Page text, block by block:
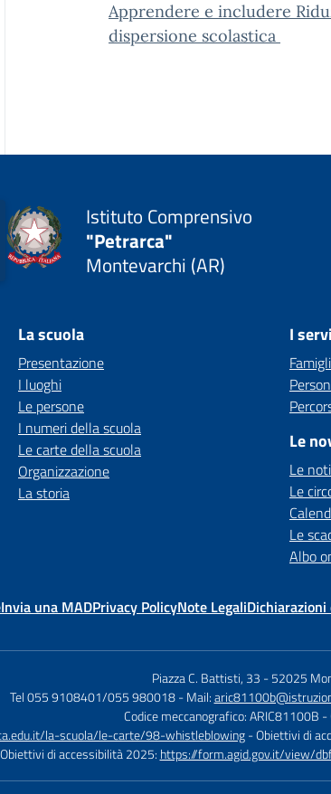
Apprendere e includere
dispersione scolastica
Istituto Comprensivo
"Petrarca"
Montevarchi (AR)
La scuola
Presentazione
I luoghi
Le persone
I numeri della scuola
Le carte della scuola
Organizzazione
La storia
I
Le
Le
Le
Le
Albo
Invia una MADPrivacy PolicyNote Legali
Piazza C. Battisti, 33 -52025
Tel 055 9108401/055 980018 - Mail:
Codice meccanografico: ARIC81100B -
la-scuola/le-carte/98-whistleblowing- Obiettivi di
Obiettivi di accessibilità 2025: https://form.agid.gov.it/view/